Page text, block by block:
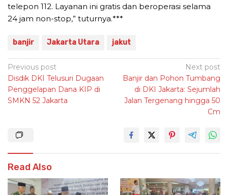
telepon 112. Layanan ini gratis dan beroperasi selama
24 jam non-stop,” tuturnya.***
banjir Jakarta Utara jakut
Post
navigation
Previous post
Disdik DKI Telusuri Dugaan
Penggelapan Dana KIP di
SMKN 52 Jakarta
Next post
Banjir dan Pohon Tumbang
di DKI Jakarta: Sejumlah
Jalan Tergenang hingga 50
Cm
Read Also